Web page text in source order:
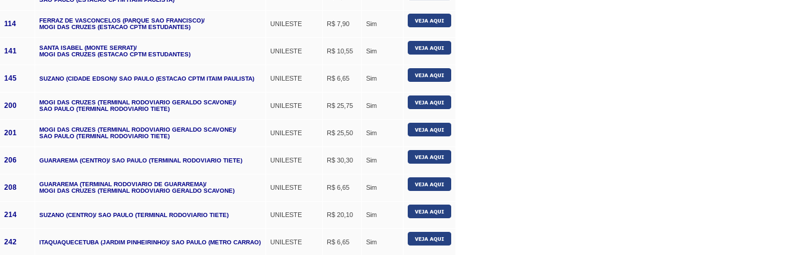
114
FERRAZ DE VASCONCELOS (PARQUE SAO FRANCISCO)/
MOGI DAS CRUZES (ESTACAO CPTM ESTUDANTES)
UNILESTE R$ 7,90 Sim
141
SANTA ISABEL (MONTE SERRAT)/
MOGI DAS CRUZES (ESTACAO CPTM ESTUDANTES)
UNILESTE R$ 10,55 Sim
145 SUZANO (CIDADE EDSON)/ SAO PAULO (ESTACAO CPTM ITAIM PAULISTA) UNILESTE R$ 6,65 Sim
200
MOGI DAS CRUZES (TERMINAL RODOVIARIO GERALDO SCAVONE)/
SAO PAULO (TERMINAL RODOVIARIO TIETE)
UNILESTE R$ 25,75 Sim
201
MOGI DAS CRUZES (TERMINAL RODOVIARIO GERALDO SCAVONE)/
SAO PAULO (TERMINAL RODOVIARIO TIETE)
UNILESTE R$ 25,50 Sim
206 GUARAREMA (CENTRO)/ SAO PAULO (TERMINAL RODOVIARIO TIETE) UNILESTE R$ 30,30 Sim
208
GUARAREMA (TERMINAL RODOVIARIO DE GUARAREMA)/
MOGI DAS CRUZES (TERMINAL RODOVIARIO GERALDO SCAVONE)
UNILESTE R$ 6,65 Sim
214 SUZANO (CENTRO)/ SAO PAULO (TERMINAL RODOVIARIO TIETE) UNILESTE R$ 20,10 Sim
242 ITAQUAQUECETUBA (JARDIM PINHEIRINHO)/ SAO PAULO (METRO CARRAO) UNILESTE R$ 6,65 Sim